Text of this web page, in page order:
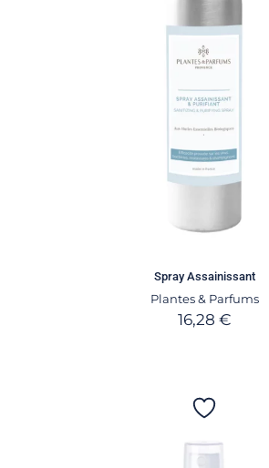
Spray Assainissant
Plantes & Parfums
16,28 €